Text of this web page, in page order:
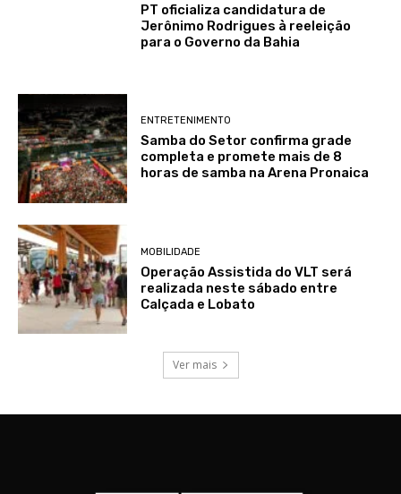
PT oficializa candidatura de
Jerônimo Rodrigues à reeleição
para o Governo da Bahia
ENTRETENIMENTO
Samba do Setor confirma grade
completa e promete mais de 8
horas de samba na Arena Pronaica
MOBILIDADE
Operação Assistida do VLT será
realizada neste sábado entre
Calçada e Lobato
Ver mais